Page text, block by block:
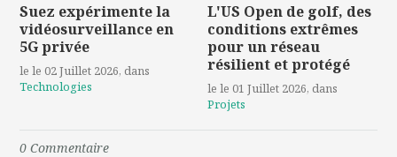
Suez expérimente la
vidéosurveillance en
5G privée
le le 02 Juillet 2026, dans
Technologies
L'US Open de golf, des
conditions extrêmes
pour un réseau
résilient et protégé
le le 01 Juillet 2026, dans
Projets
0 Commentaire